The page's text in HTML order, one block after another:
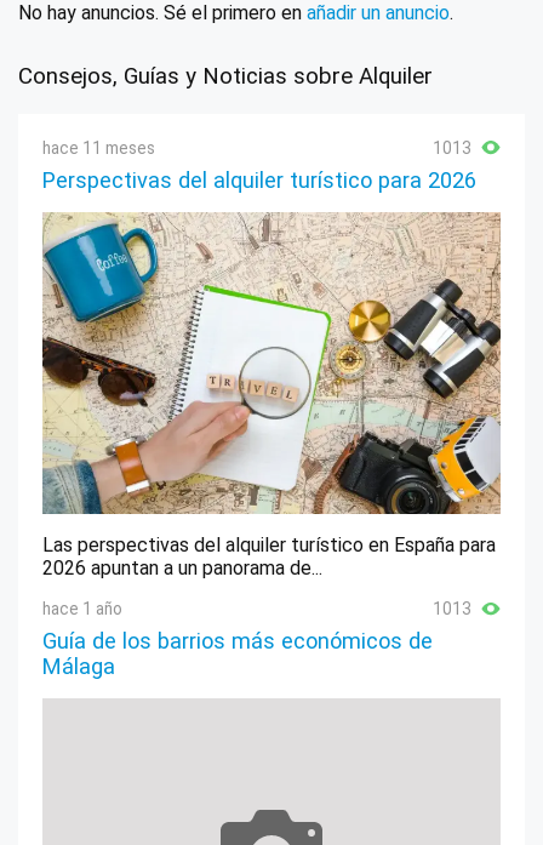
No hay anuncios. Sé el primero en añadir un anuncio.
Consejos, Guías y Noticias sobre Alquiler
hace 11 meses 1013
Perspectivas del alquiler turístico para 2026
Las perspectivas del alquiler turístico en España para
2026 apuntan a un panorama de...
hace 1 año 1013
Guía de los barrios más económicos de
Málaga